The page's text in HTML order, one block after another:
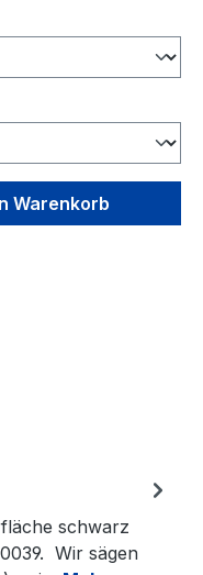
Warenkorb
schwarz
Wir sägen